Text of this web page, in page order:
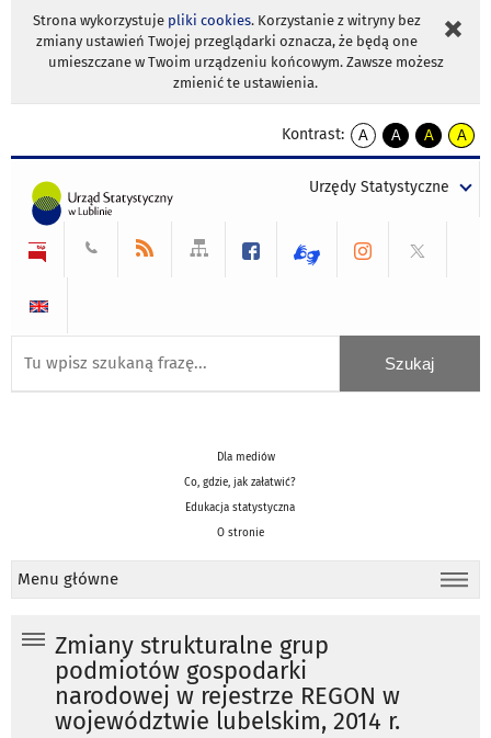
Strona wykorzystuje pliki cookies. Korzystanie z witryny bez
zmiany ustawień Twojej przeglądarki oznacza, że będą one
umieszczane w Twoim urządzeniu końcowym. Zawsze możesz
zmienić te ustawienia.
Kontrast:
A
kontrast
A
kontrast
tekst
czarnym
A
kontrast
tekst
czarnym
A
tekst
żółtym
Urzędy Statystyczne
Dla mediów
Co, gdzie, jak załatwić?
Edukacja statystyczna
O stronie
Menu główne
Zmiany strukturalne grup
podmiotów gospodarki
narodowej w rejestrze REGON w
województwie lubelskim, 2014 r.